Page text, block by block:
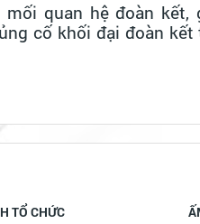
quan hệ đoàn kết,
cố khối đại đoàn
TỔ CHỨC